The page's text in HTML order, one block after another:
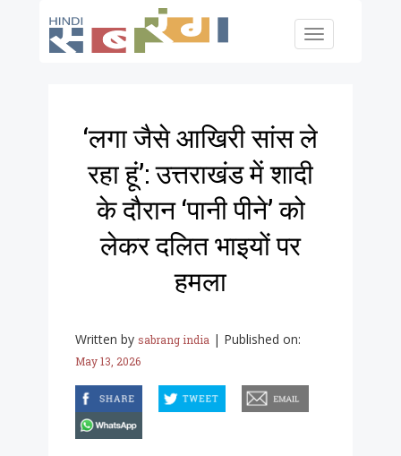
Toggle
‘लगा जैसे आखिरी सांस ले
रहा हूं’: उत्तराखंड में शादी
के दौरान ‘पानी पीने’ को
लेकर दलित भाइयों पर
हमला
Written by sabrang india | Published on:
May 13, 2026